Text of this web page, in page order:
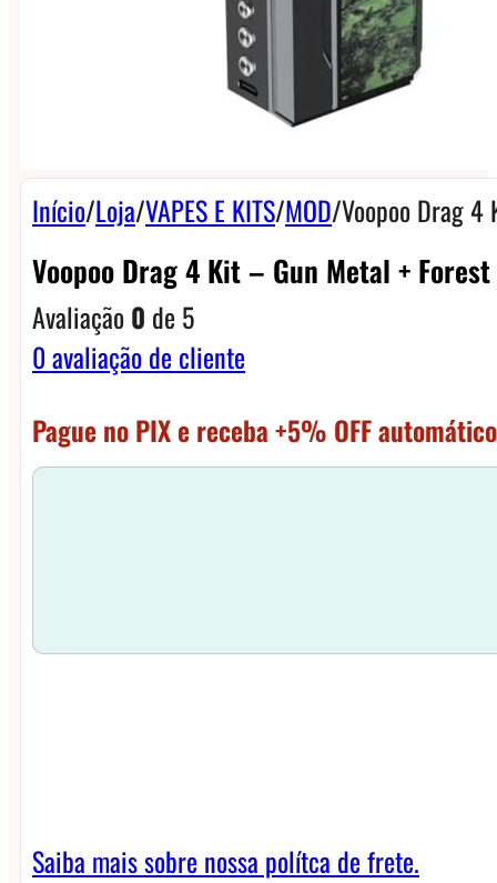
Início/Loja/VAPES E KITS/MOD/Voopoo Drag
Voopoo Drag 4 Kit – Gun Metal +
Avaliação0 de 5
0avaliação de cliente
Pague no PIX e receba +5% OFF
Saiba mais sobre nossa polítca de frete.